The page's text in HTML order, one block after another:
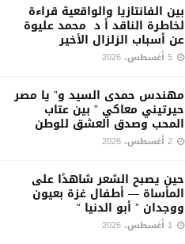
بين الفانتازيا والواقعية قراءة
لخاطرة الناقد أ د محمد عليوة
عن أسباب الزلزال الأخير
مهندس حمدى السيد و” يا مصر
حيرتيني معاكي ” بين عتاب
المحب وصدق العشق للوطن
حين يصبح الشعر شاهدًا على
المأساة — أطفال غزة بعيون
ووجدان ” أبو الدنيا “